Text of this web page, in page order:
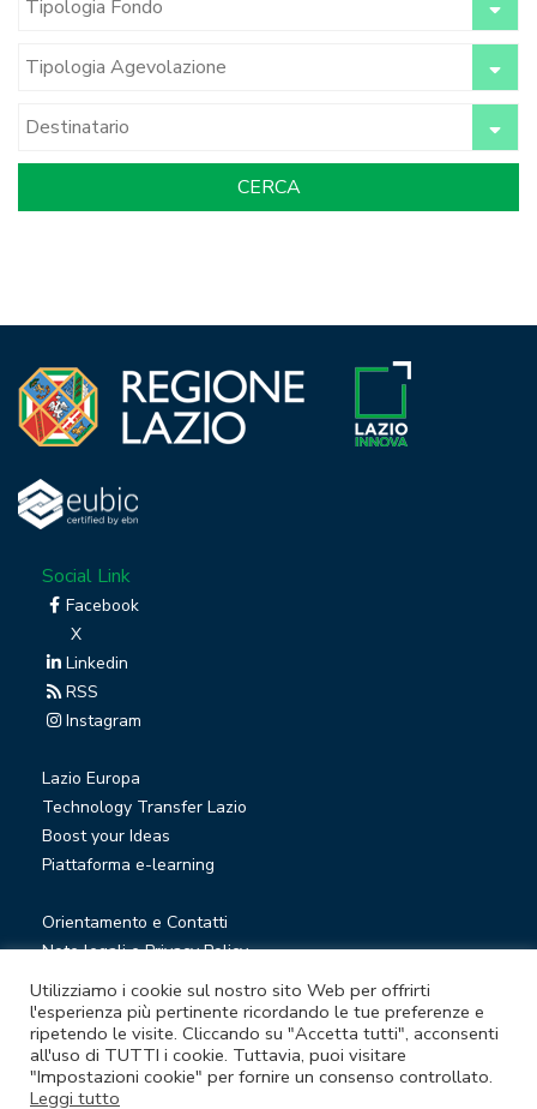
Social Link
Facebook
X
Linkedin
RSS
Instagram
Lazio Europa
Technology Transfer Lazio
Boost your Ideas
Piattaforma e-learning
Orientamento e Contatti
Note legali e Privacy Policy
Privacy Newsletter
Società trasparente
Whistleblowing
Utilizziamo i cookie sul nostro sito Web per offrirti
l'esperienza più pertinente ricordando le tue preferenze e
ripetendo le visite. Cliccando su "Accetta tutti", acconsenti
all'uso di TUTTI i cookie. Tuttavia, puoi visitare
"Impostazioni cookie" per fornire un consenso controllato.
Leggi tutto